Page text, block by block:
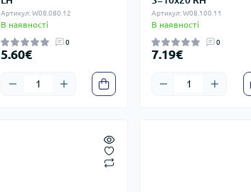
Артикул: W08.080.12
В наявності
0
5.60€
Артикул: W08.100.11
В наявності
0
7.19€